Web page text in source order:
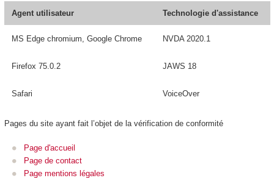
Agent utilisateur
Technologie d'assistance
MS Edge chromium, Google Chrome NVDA 2020.1
Firefox 75.0.2 JAWS 18
Safari VoiceOver
Pages du site ayant fait l’objet de la vérification de conformité
Page d'accueil
Page de contact
Page mentions légales